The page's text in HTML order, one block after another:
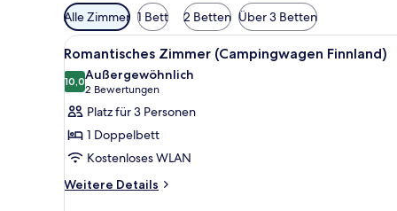
Verfügbare
Filter
für
Zimmer
Alle Zimmer 1 Bett 2 Betten Über 3 Betten
Alle
Fotos
für
Romantisches
Zimmer
(Campingwagen
Finnland)
anzeigen
Ein kleines Bett mit weißer
10
Romantisches Zimmer (Campingwagen Finnland)
10,010,0 von 10
Außergewöhnlich
2 Bewertungen
(2
Bewertungen)
Platz für 3 Personen
1 Doppelbett
Kostenloses WLAN
Weitere Details
Weitere